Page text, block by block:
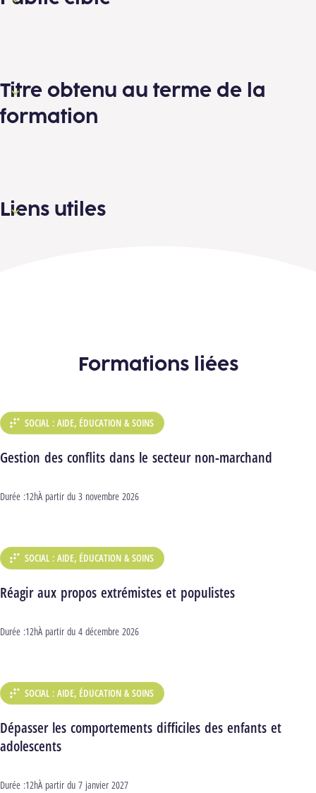
Titre obtenu au terme de la
formation
Liens utiles
Formations liées
DÉPARTEMENT :
SOCIAL : AIDE, ÉDUCATION & SOINS
Gestion des conflits dans le secteur non-marchand
Durée :12hDébut :
À partir du 3 novembre 2026
DÉPARTEMENT :
SOCIAL : AIDE, ÉDUCATION & SOINS
Réagir aux propos extrémistes et populistes
Durée :12hDébut :
À partir du 4 décembre 2026
DÉPARTEMENT :
SOCIAL : AIDE, ÉDUCATION & SOINS
Dépasser les comportements difficiles des enfants et
adolescents
Durée :12hDébut :
À partir du 7 janvier 2027